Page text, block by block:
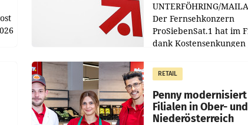
UNTERFÖHRING/
Der Fernsehkonzern
ProSiebenSat.1 hat im
dank Kostensenkungen
gemacht und die
Markterwartung
übertroffen.
RETAIL
Penny
Filialen in Ober- und
Niederösterreich